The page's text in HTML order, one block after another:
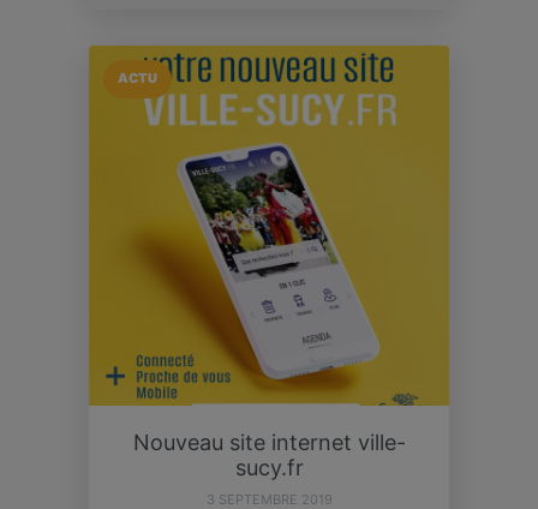
ACTU
Nouveau site internet ville-
sucy.fr
3 SEPTEMBRE 2019